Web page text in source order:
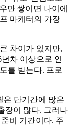
만 쌓이면 나이에
마케터의 가장
차이가 있지만,
차 이상으로 인
를 받는다. 프로
은 단기간에 많은
장이 많다. 그러나
비 기간이다. 주